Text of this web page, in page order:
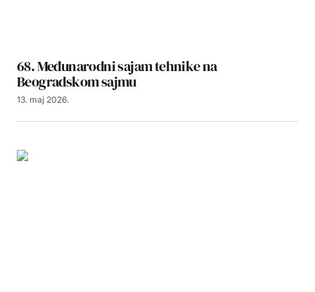
68. Međunarodni sajam tehnike na
Beogradskom sajmu
13. maj 2026.